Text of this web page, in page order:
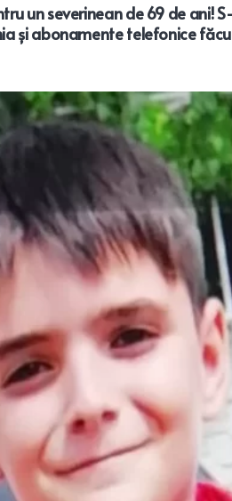
un severinean de 69 de ani!
și abonamente telefonice